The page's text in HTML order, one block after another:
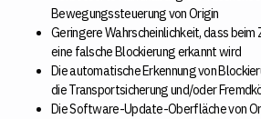
Bewegungssteuerung von Origin
Geringere Wahrscheinlichkeit, dass
eine falsche Blockierung erkannt wird
Die automatische Erkennung von
die Transportsicherung und/oder
Die Software-Update-Oberfläche von